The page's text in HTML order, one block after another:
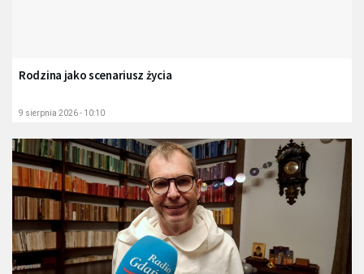
Rodzina jako scenariusz życia
9 sierpnia 2026 - 10:10